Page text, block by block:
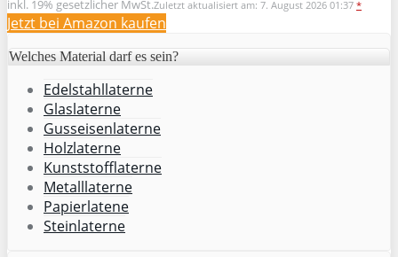
inkl. 19% gesetzlicher MwSt.Zuletzt aktualisiert am: 7. August 2026 01:37 *
Jetzt bei Amazon kaufen
Welches Material darf es sein?
Edelstahllaterne
Glaslaterne
Gusseisenlaterne
Holzlaterne
Kunststofflaterne
Metalllaterne
Papierlatene
Steinlaterne